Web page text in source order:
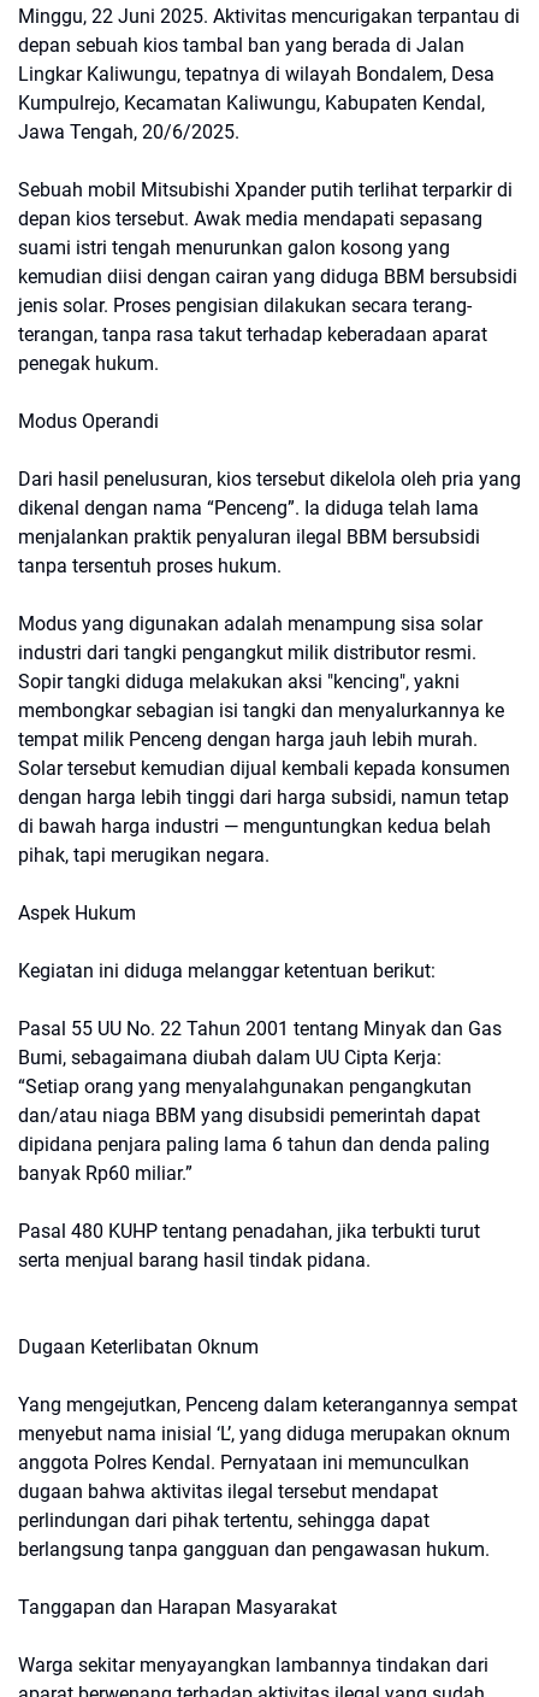
Minggu, 22 Juni 2025. Aktivitas mencurigakan terpantau di
depan sebuah kios tambal ban yang berada di Jalan
Lingkar Kaliwungu, tepatnya di wilayah Bondalem, Desa
Kumpulrejo, Kecamatan Kaliwungu, Kabupaten Kendal,
Jawa Tengah, 20/6/2025.
Sebuah mobil Mitsubishi Xpander putih terlihat terparkir di
depan kios tersebut. Awak media mendapati sepasang
suami istri tengah menurunkan galon kosong yang
kemudian diisi dengan cairan yang diduga BBM bersubsidi
jenis solar. Proses pengisian dilakukan secara terang-
terangan, tanpa rasa takut terhadap keberadaan aparat
penegak hukum.
Modus Operandi
Dari hasil penelusuran, kios tersebut dikelola oleh pria yang
dikenal dengan nama “Penceng”. Ia diduga telah lama
menjalankan praktik penyaluran ilegal BBM bersubsidi
tanpa tersentuh proses hukum.
Modus yang digunakan adalah menampung sisa solar
industri dari tangki pengangkut milik distributor resmi.
Sopir tangki diduga melakukan aksi "kencing", yakni
membongkar sebagian isi tangki dan menyalurkannya ke
tempat milik Penceng dengan harga jauh lebih murah.
Solar tersebut kemudian dijual kembali kepada konsumen
dengan harga lebih tinggi dari harga subsidi, namun tetap
di bawah harga industri — menguntungkan kedua belah
pihak, tapi merugikan negara.
Aspek Hukum
Kegiatan ini diduga melanggar ketentuan berikut:
Pasal 55 UU No. 22 Tahun 2001 tentang Minyak dan Gas
Bumi, sebagaimana diubah dalam UU Cipta Kerja:
“Setiap orang yang menyalahgunakan pengangkutan
dan/atau niaga BBM yang disubsidi pemerintah dapat
dipidana penjara paling lama 6 tahun dan denda paling
banyak Rp60 miliar.”
Pasal 480 KUHP tentang penadahan, jika terbukti turut
serta menjual barang hasil tindak pidana.
Dugaan Keterlibatan Oknum
Yang mengejutkan, Penceng dalam keterangannya sempat
menyebut nama inisial ‘L’, yang diduga merupakan oknum
anggota Polres Kendal. Pernyataan ini memunculkan
dugaan bahwa aktivitas ilegal tersebut mendapat
perlindungan dari pihak tertentu, sehingga dapat
berlangsung tanpa gangguan dan pengawasan hukum.
Tanggapan dan Harapan Masyarakat
Warga sekitar menyayangkan lambannya tindakan dari